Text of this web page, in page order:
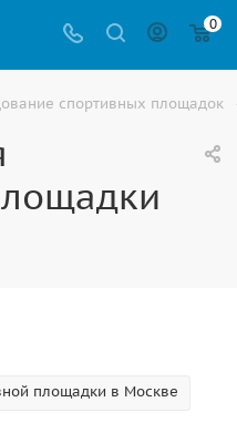
0
спортивных площадок
площадки в Москве